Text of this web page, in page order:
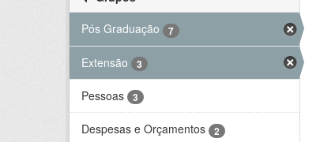
Pós Graduação
7
Extensão 3
Pessoas 3
Despesas e Orçamentos 2